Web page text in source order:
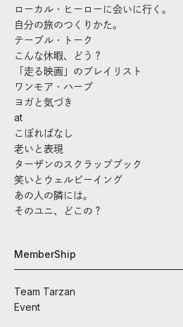
ローカル・ヒーローに会いに行く。
自分の旅のつくりかた。
テーブル・トーク
こんな休暇、どう？
「走る映画」のプレイリスト
ワンモア・ハーブ
ヨガと気づき
at
こぼればなし
老いと表現
ターザンのスクラップブック
笑いとウェルビーイング
あの人の隣には。
そのユニ、どこの？
MemberShip
Team Tarzan
Event